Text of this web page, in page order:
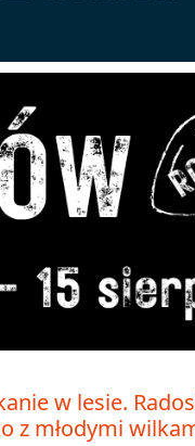
w lesie.
z młodymi